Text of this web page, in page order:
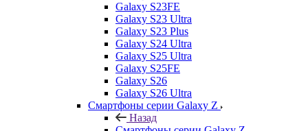
Galaxy S23FE
Galaxy S23 Ultra
Galaxy S23 Plus
Galaxy S24 Ultra
Galaxy S25 Ultra
Galaxy S25FE
Galaxy S26
Galaxy S26 Ultra
Смартфоны серии Galaxy Z
Назад